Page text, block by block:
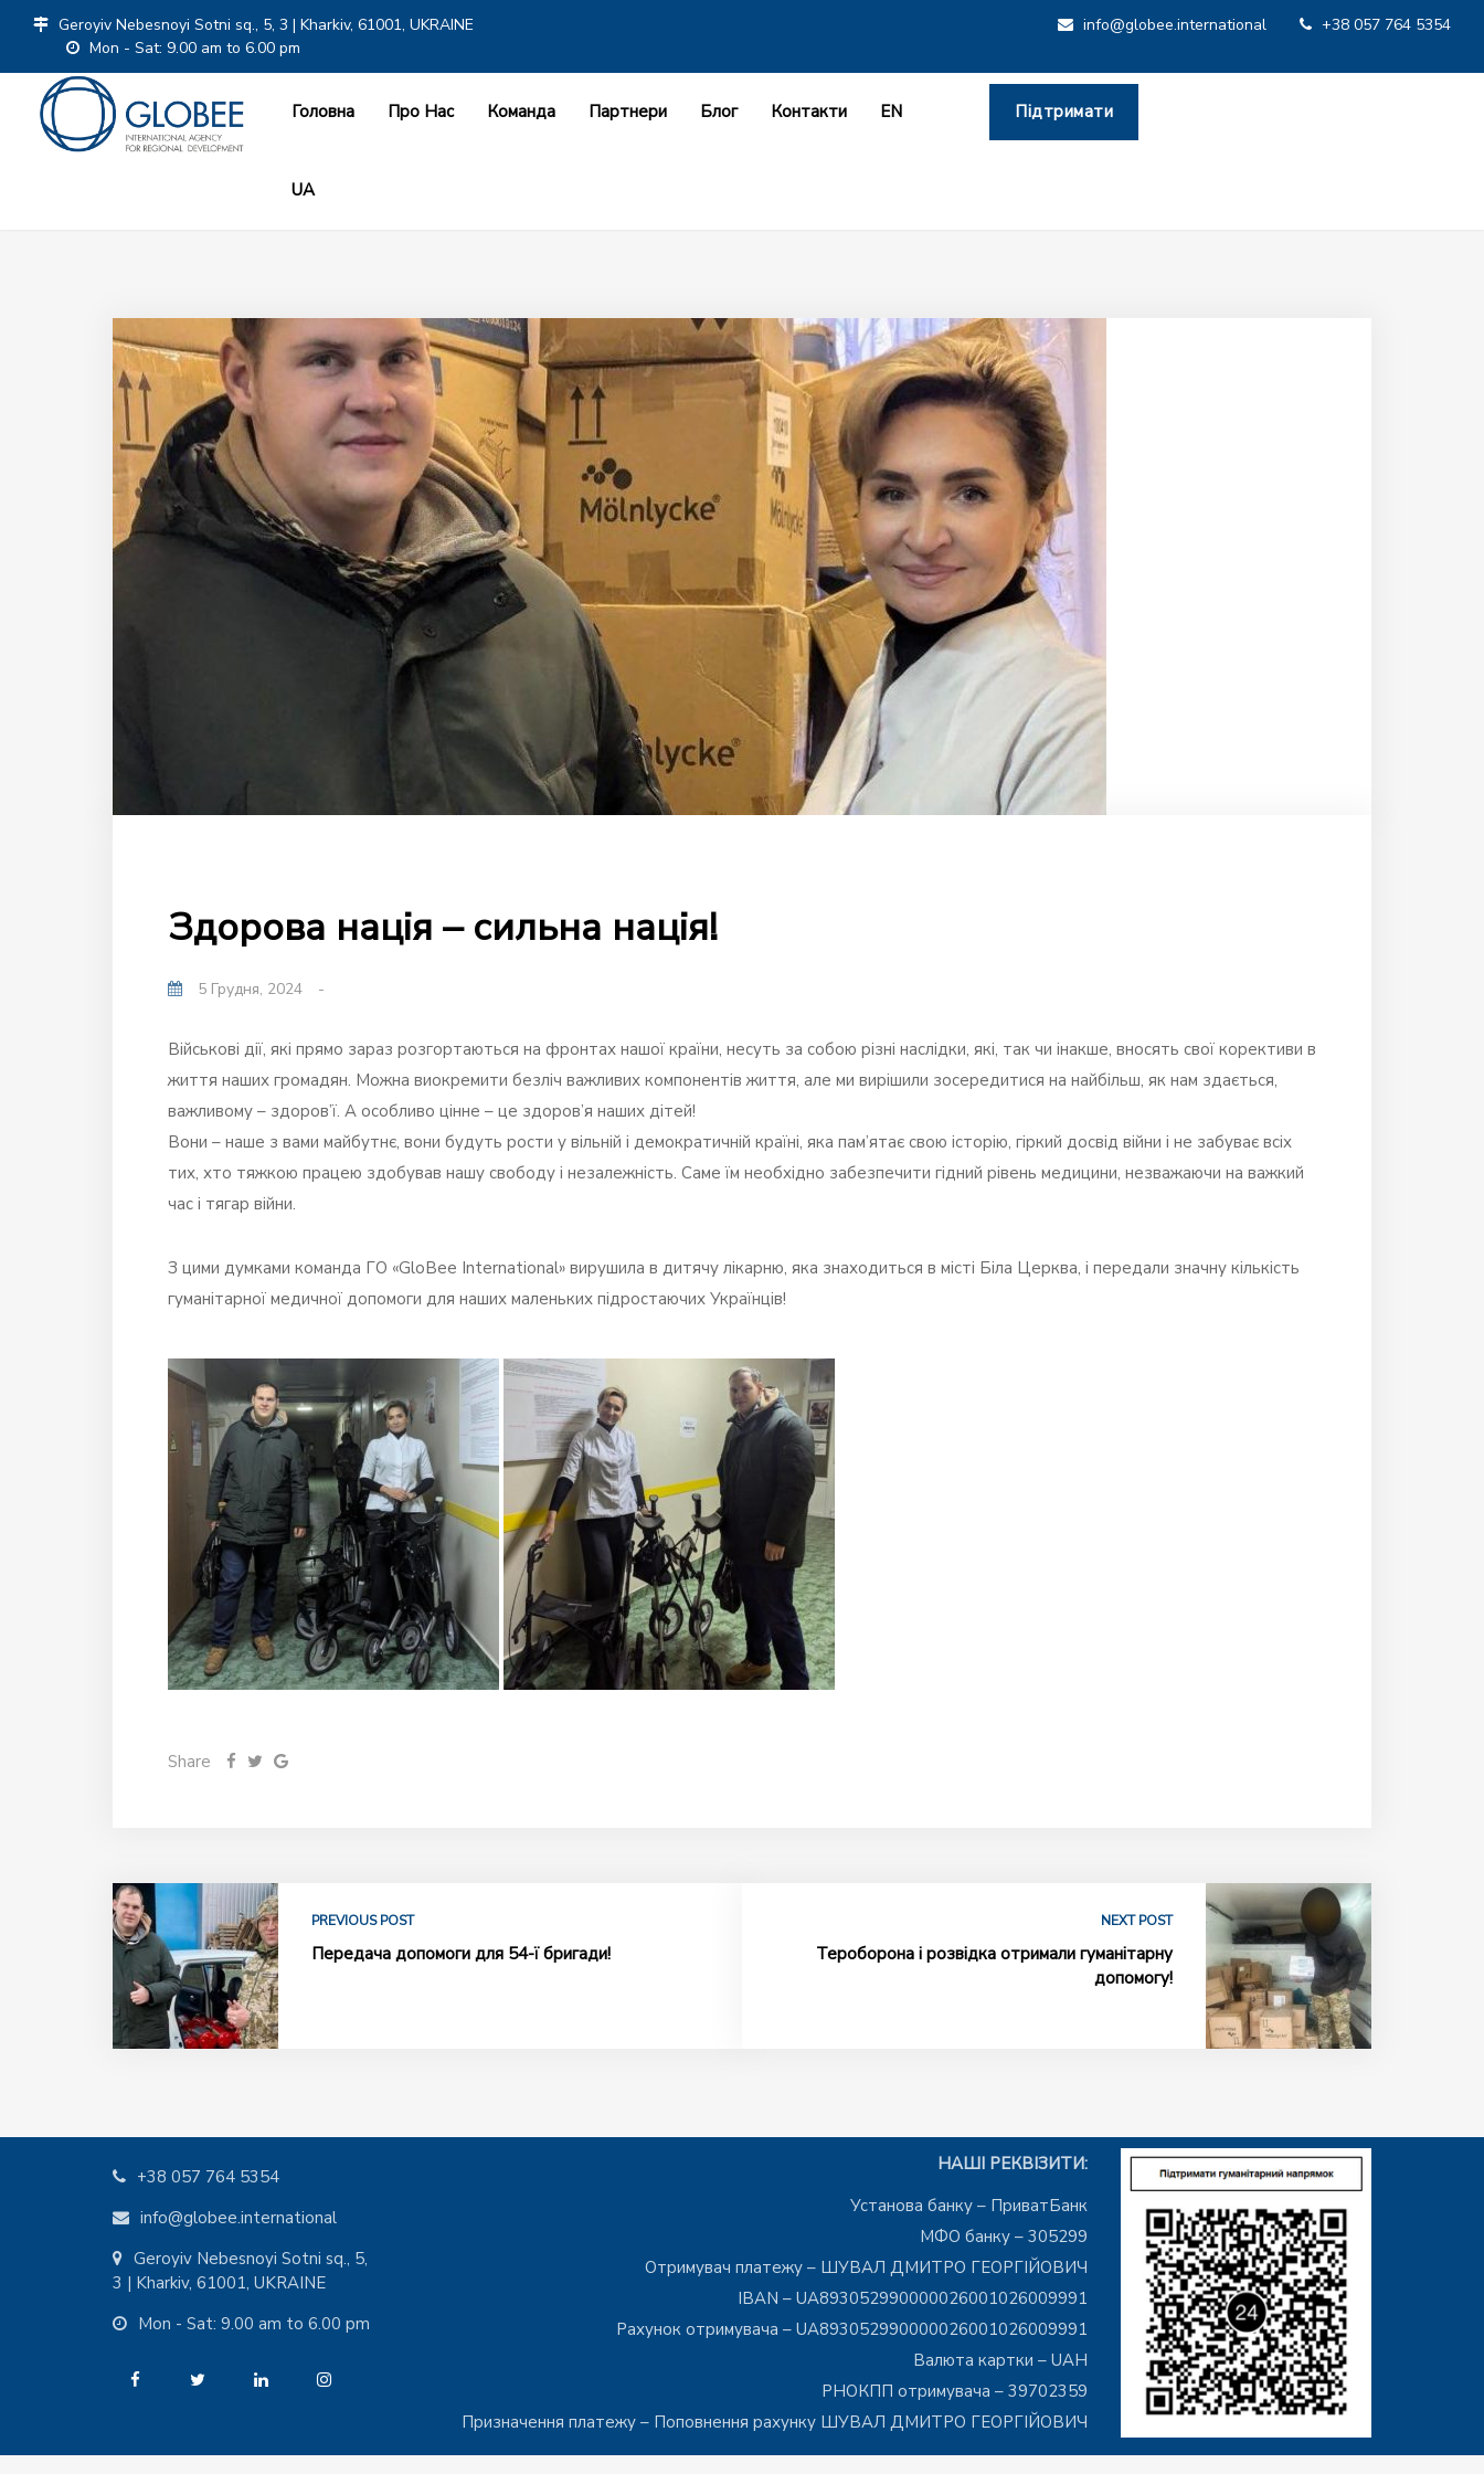
Geroyiv Nebesnoyi Sotni sq., 5, 3 | Kharkiv, 61001, UKRAINE
Mon - Sat: 9.00 am to 6.00 pm
+38 057 764 5354
info@globee.international
Головна Про Нас Команда Партнери Блог Контакти EN
UA
Підтримати
Здорова нація – сильна нація!
5 Грудня, 2024 -
Військові дії, які прямо зараз розгортаються на фронтах нашої країни, несуть за собою різні наслідки, які, так чи інакше, вносять свої корективи в
життя наших громадян. Можна виокремити безліч важливих компонентів життя, але ми вирішили зосередитися на найбільш, як нам здається,
важливому – здоров’ї. А особливо цінне – це здоров’я наших дітей!
Вони – наше з вами майбутнє, вони будуть рости у вільній і демократичній країні, яка пам’ятає свою історію, гіркий досвід війни і не забуває всіх
тих, хто тяжкою працею здобував нашу свободу і незалежність. Саме їм необхідно забезпечити гідний рівень медицини, незважаючи на важкий
час і тягар війни.
З цими думками команда ГО «GloBee International» вирушила в дитячу лікарню, яка знаходиться в місті Біла Церква, і передали значну кількість
гуманітарної медичної допомоги для наших маленьких підростаючих Українців!
Share
PREVIOUS POST
Передача допомоги для 54-ї бригади!
NEXT POST
Тероборона і розвідка отримали гуманітарну
допомогу!
+38 057 764 5354
info@globee.international
Geroyiv Nebesnoyi Sotni sq., 5,
3 | Kharkiv, 61001, UKRAINE
Mon - Sat: 9.00 am to 6.00 pm
НАШІ РЕКВІЗИТИ:
Установа банку – ПриватБанк
МФО банку – 305299
Отримувач платежу – ШУВАЛ ДМИТРО ГЕОРГІЙОВИЧ
IBAN – UA893052990000026001026009991
Рахунок отримувача – UA893052990000026001026009991
Валюта картки – UAH
РНОКПП отримувача – 39702359
Призначення платежу – Поповнення рахунку ШУВАЛ ДМИТРО ГЕОРГІЙОВИЧ